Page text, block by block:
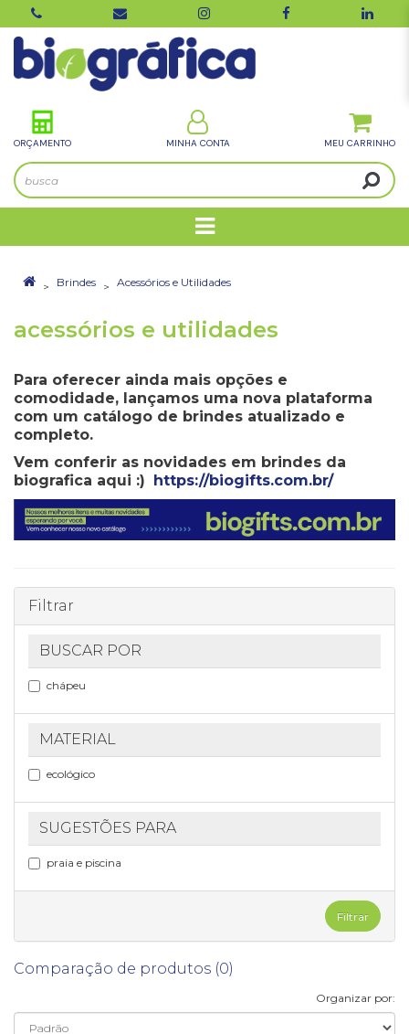
ORÇAMENTO MINHA CONTA
Brindes Acessórios e Utilidades
acessórios e utilidades
Para oferecer ainda mais opções e
comodidade, lançamos uma nova plataforma
com um catálogo de brindes atualizado e
completo.
Vem conferir as novidades em brindes da
biografica aqui :) https://biogifts.com.br/
Filtrar
BUSCAR POR
chápeu
MATERIAL
ecológico
SUGESTÕES PARA
praia e piscina
Filtrar
Comparação de produtos (0)
Organizar por: